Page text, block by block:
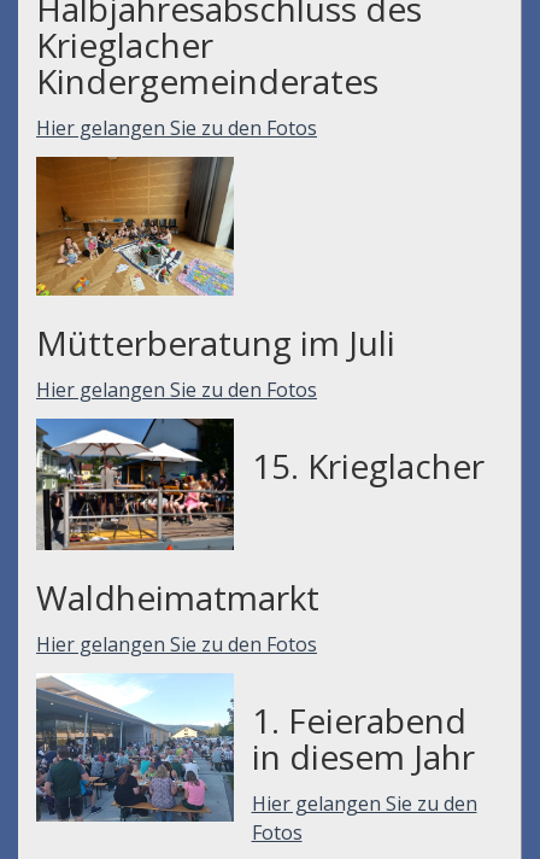
Krieglacher
Kindergemeinderates
Hier gelangen Sie zu den Fotos
Mütterberatung im Juli
Hier gelangen Sie zu den Fotos
15. Krieglacher
Waldheimatmarkt
Hier gelangen Sie zu den Fotos
1. Feierabend
in diesem Jahr
Hier gelangen Sie zu den
Fotos